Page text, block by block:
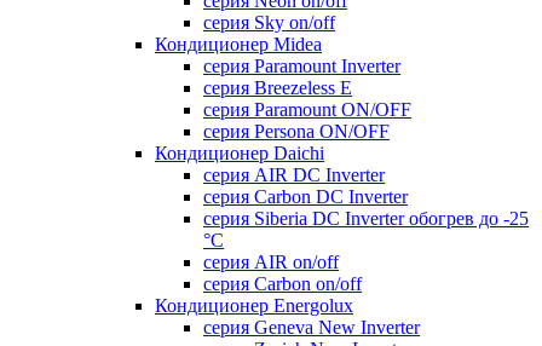
серия Sky on/off
Кондиционер Midea
серия Paramount Inverter
серия Breezeless E
серия Paramount ON/OFF
серия Persona ON/OFF
Кондиционер Daichi
серия AIR DC Inverter
серия Carbon DC Inverter
серия Siberia DC Inverter обогрев до -25
°С
серия AIR on/off
серия Carbon on/off
Кондиционер Energolux
серия Geneva New Inverter